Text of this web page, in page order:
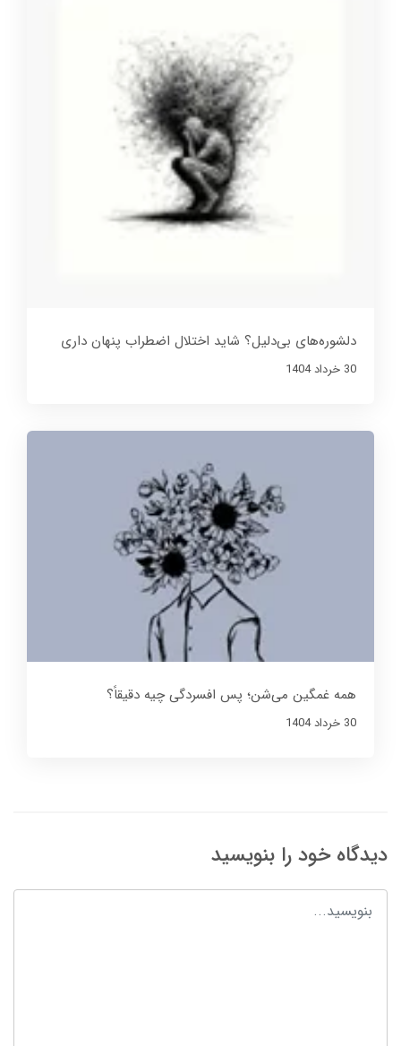
دلشوره‌های بی‌دلیل؟ شاید اختلال اضطراب پنهان داری
30 خرداد 1404
همه غمگین می‌شن؛ پس افسردگی چیه دقیقاً؟
30 خرداد 1404
دیدگاه خود را بنویسید